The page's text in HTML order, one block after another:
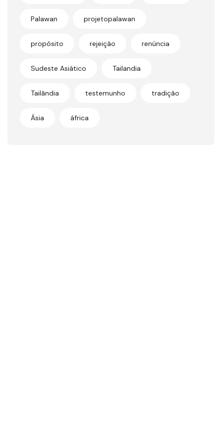
Palawan projetopalawan
propósito rejeição renúncia
Sudeste Asiático Tailandia
Tailândia testemunho tradição
Ásia áfrica